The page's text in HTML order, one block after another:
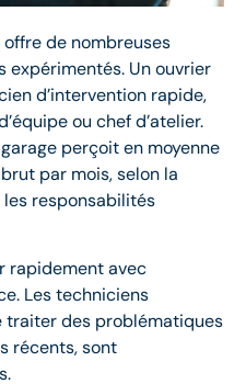
de nombreuses
expérimentés. Un ouvrier
d’intervention rapide,
ou chef d’atelier.
perçoit en moyenne
par mois, selon la
responsabilités
rapidement avec
Les techniciens
traiter des problématiques
récents, sont